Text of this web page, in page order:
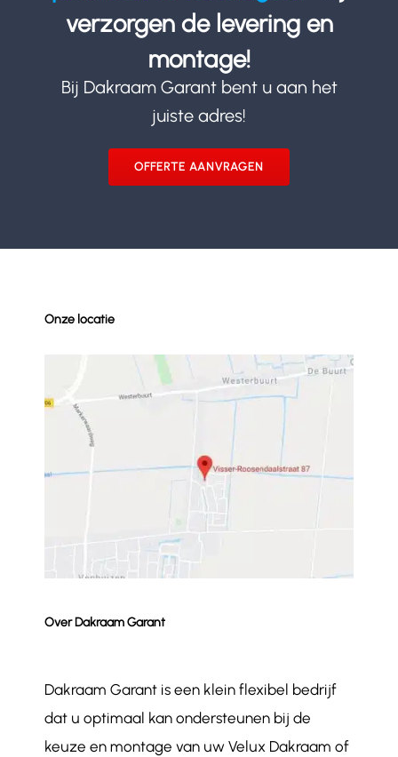
verzorgen de levering en
montage!
Bij Dakraam Garant bent u aan het
juiste adres!
OFFERTE AANVRAGEN
Onze locatie
Over Dakraam Garant
Dakraam Garant is een klein flexibel bedrijf
dat u optimaal kan ondersteunen bij de
keuze en montage van uw Velux Dakraam of